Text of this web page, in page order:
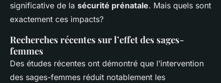
significative de la sécurité prénatale. Mais quels sont
exactement ces impacts?
Recherches récentes sur l’effet des sages-
femmes
Des études récentes ont démontré que l’intervention
des sages-femmes réduit notablement les